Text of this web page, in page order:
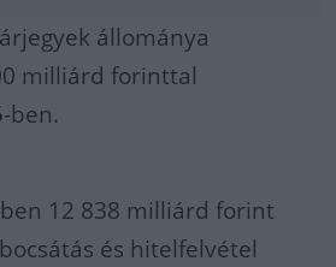
állománya
milliárd forinttal
ben.
12 838 milliárd forint
és hitelfelvétel